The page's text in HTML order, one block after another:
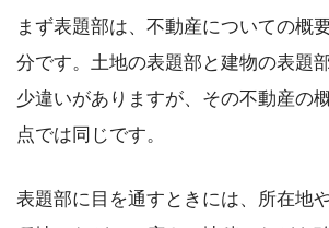
まず表題部は、不動産についての概
分です。土地の表題部と建物の表題
少違いがありますが、その不動産の
点では同じです。
表題部に目を通すときには、所在地